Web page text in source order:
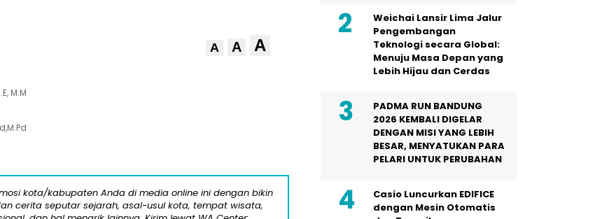
A A A
M.M
kota/kabupaten Anda di media online ini dengan bikin
cerita seputar sejarah, asal-usul kota, tempat wisata,
Weichai Lansir Lima Jalur
Pengembangan
Teknologi secara Global:
Menuju Masa Depan yang
Lebih Hijau dan Cerdas
PADMA RUN BANDUNG
2026 KEMBALI DIGELAR
DENGAN MISI YANG LEBIH
BESAR, MENYATUKAN PARA
PELARI UNTUK PERUBAHAN
Casio Luncurkan EDIFICE
dengan Mesin Otomatis